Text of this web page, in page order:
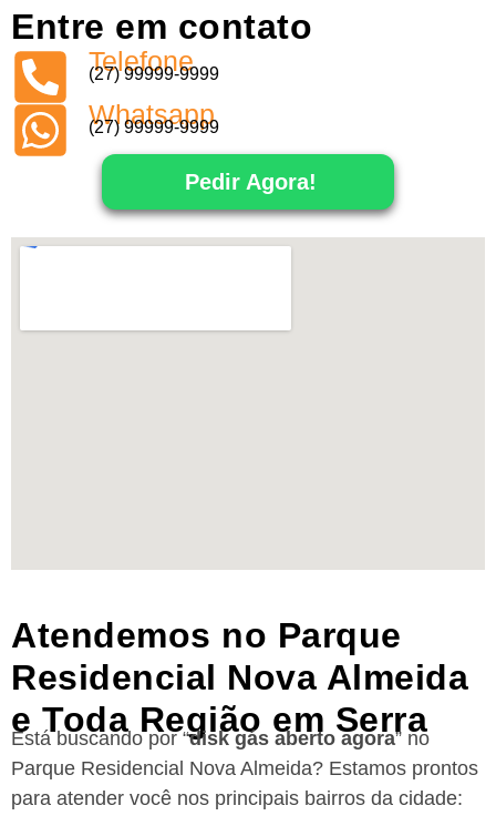
Entre em contato
Telefone
(27) 99999-9999
Whatsapp
(27) 99999-9999
Pedir Agora!
Atendemos no Parque
Residencial Nova Almeida
e Toda Região em Serra
Está buscando por “disk gás aberto agora” no
Parque Residencial Nova Almeida? Estamos prontos
para atender você nos principais bairros da cidade: